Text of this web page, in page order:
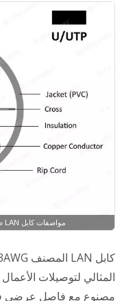
مواصفات كابل LAN صلب UUTP - PVC مع تقاطع
مصنوع مع فاصل عرضي